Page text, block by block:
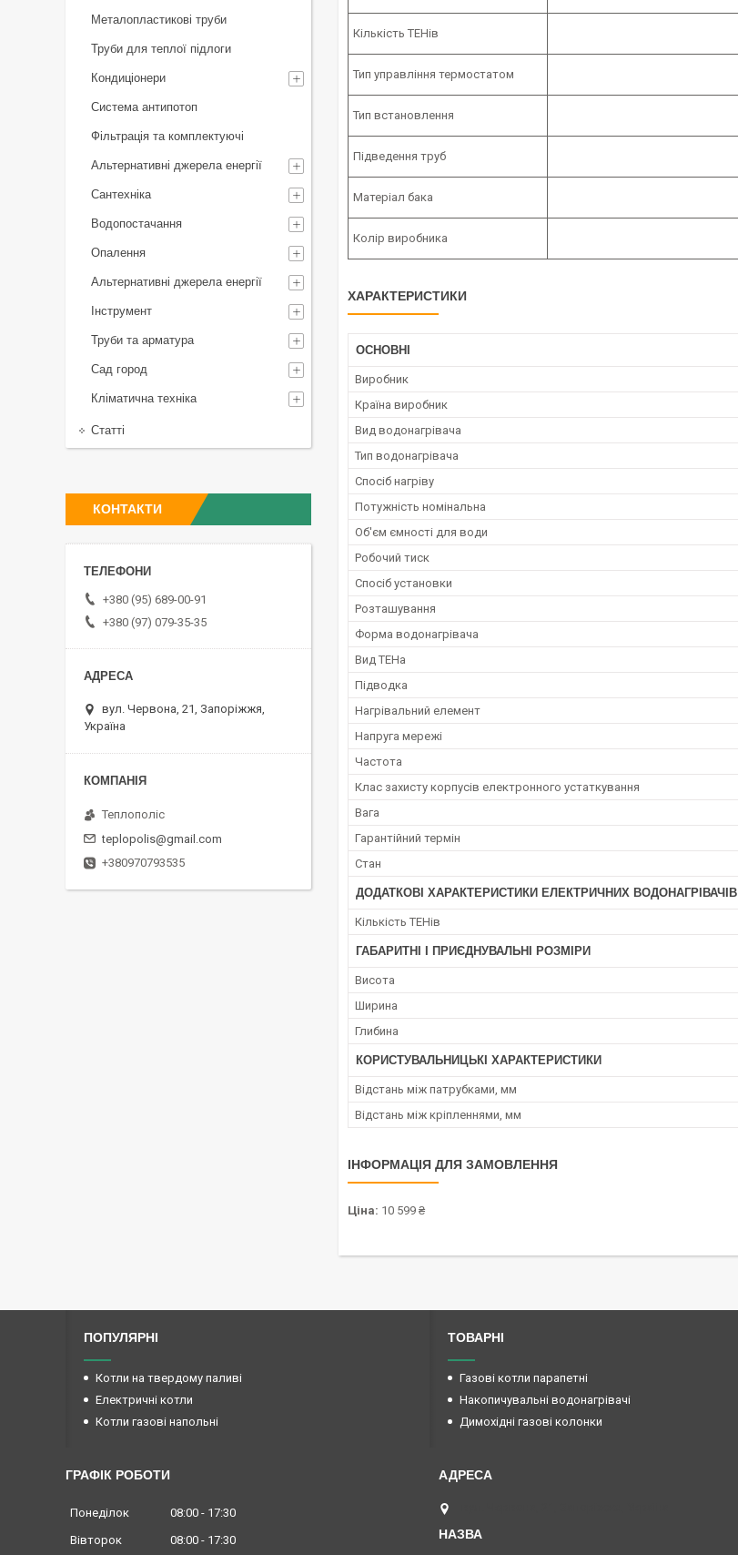
Кількість ТЕНів
Тип управління термостатом
Тип встановлення
Підведення труб
Матеріал бака
Колір виробника
ХАРАКТЕРИСТИКИ
ОСНОВНІ
Виробник
Країна виробник
Вид водонагрівача
Тип водонагрівача
Спосіб нагріву
Потужність номінальна
Об'єм ємності для води
Робочий тиск
Спосіб установки
Розташування
Форма водонагрівача
Вид ТЕНа
Підводка
Нагрівальний елемент
Напруга мережі
Частота
Клас захисту корпусів електронного устаткування
Вага
Гарантійний термін
Стан
ДОДАТКОВІ ХАРАКТЕРИСТИКИ ЕЛЕКТРИЧНИХ ВОДОНАГРІВАЧІВ
Кількість ТЕНів
ГАБАРИТНІ І ПРИЄДНУВАЛЬНІ РОЗМІРИ
Висота
Ширина
Глибина
КОРИСТУВАЛЬНИЦЬКІ ХАРАКТЕРИСТИКИ
Відстань між патрубками, мм
Відстань між кріпленнями, мм
ІНФОРМАЦІЯ ДЛЯ ЗАМОВЛЕННЯ
Ціна: 10 599 ₴
Металопластикові труби
Труби для теплої підлоги
Кондиціонери
Система антипотоп
Фільтрація та комплектуючі
Альтернативні джерела енергії
Сантехніка
Водопостачання
Опалення
Альтернативні джерела енергії
Інструмент
Труби та арматура
Сад город
Кліматична техніка
Статті
КОНТАКТИ
+380 (95) 689-00-91
+380 (97) 079-35-35
вул. Червона, 21, Запоріжжя,
Україна
Теплополіс
teplopolis@gmail.com
+380970793535
ПОПУЛЯРНІ
Котли на твердому паливі
Електричні котли
Котли газові напольні
ТОВАРНІ
Газові котли парапетні
Накопичувальні водонагрівачі
Димохідні газові колонки
ГРАФІК РОБОТИ
Понеділок 08:00
17:30
Вівторок
08:00 17:30